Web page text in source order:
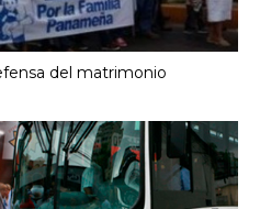
del matrimonio